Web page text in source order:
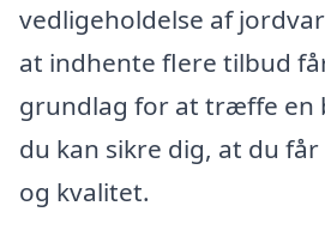
vedligeholdelse af
at indhente flere tilbud
grundlag for at træffe en
du kan sikre dig, at du
og kvalitet.